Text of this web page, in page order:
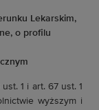
Lekarskim,
o profilu
1 i art. 67 ust. 1
wyższym i